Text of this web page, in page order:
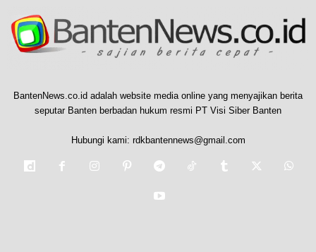
BantenNews.co.id adalah website media online yang menyajikan berita
seputar Banten berbadan hukum resmi PT Visi Siber Banten
Hubungi kami: rdkbantennews@gmail.com